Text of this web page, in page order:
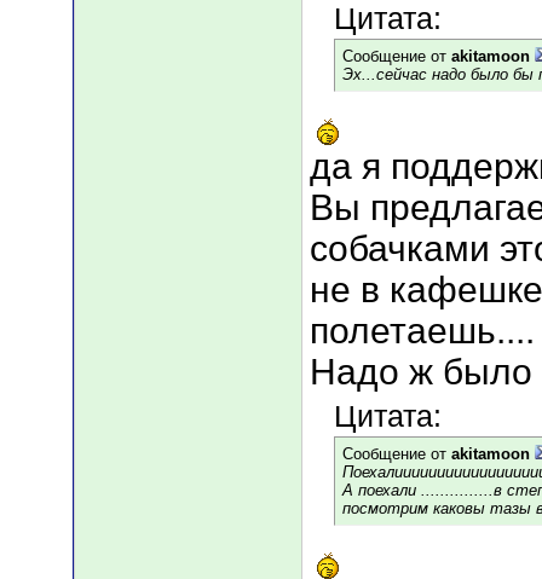
Цитата:
Сообщение от akitamoon
Эх...сейчас надо было бы
да я
Вы
собачками
не в
полетаешь....
Надо ж было
Цитата:
Сообщение от akitamoon
А поехали ...............в
посмотрим каковы тазы